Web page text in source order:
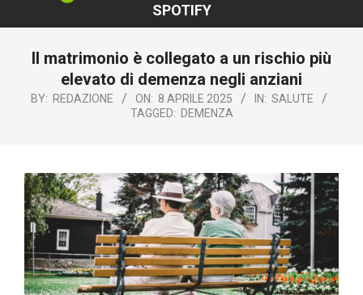
SPOTIFY
Il matrimonio è collegato a un rischio più
elevato di demenza negli anziani
BY: REDAZIONE ON: 8 APRILE 2025 IN: SALUTE
TAGGED: DEMENZA